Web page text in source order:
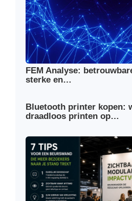
FEM Analyse:
sterke en…
Bluetooth printer kopen:
draadloos printen op…